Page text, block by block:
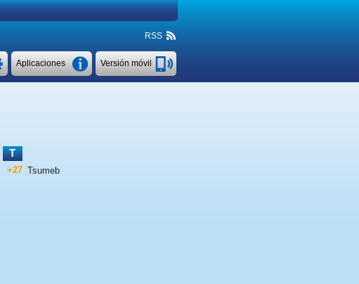
RSS
Versión móvil
Aplicaciones
T
+27 Tsumeb